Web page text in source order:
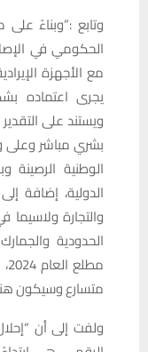
وتابع :”وبناءً
الحكومي في
مع الأجهزة
يجرى اعتماده
ويستند على
بشري مباشر وعلى
الوطنية الرصينة
الدولية، إضافة
والتجارة
الحدودية
متسارع وسيكون
ولفت إلى أن